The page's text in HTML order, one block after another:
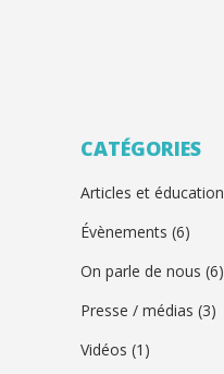
CATÉGORIES
Articles et éducation
Évènements (6)
On parle de nous (6)
Presse / médias (3)
Vidéos (1)